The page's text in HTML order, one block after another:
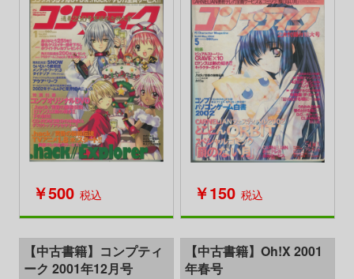
￥500 税込 ￥150 税込
【中古書籍】コンプティ
ーク 2001年12月号
【中古書籍】Oh!X 2001
年春号